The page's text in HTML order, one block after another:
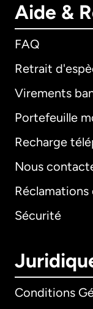
Aide &
FAQ
Retrait
Virements
Portefeuille
Recharge
Nous
Réclamations
Sécurité
Conditions